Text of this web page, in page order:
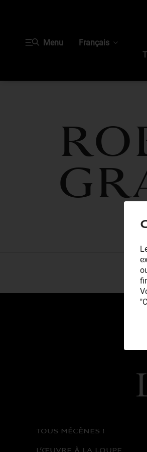
Menu
Français
TOUS MÉCÈNES !